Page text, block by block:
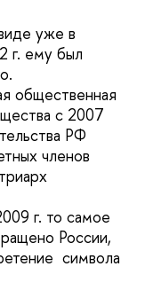
уже в
г. ему был
общественная
с 2007
РФ
членов
г. то самое
России,
символа